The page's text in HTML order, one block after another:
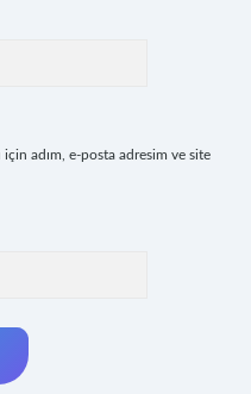
için adım, e-posta adresim ve site